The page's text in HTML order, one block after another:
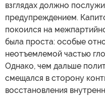
взглядах должно
предупреждением.
покоился на
была проста: особые
неотъемлемой частью
Однако, чем дальше
смещался в сторону
восстановления